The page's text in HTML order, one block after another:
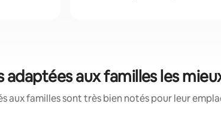
adaptées aux familles les
aux familles sont très bien notés pour leur